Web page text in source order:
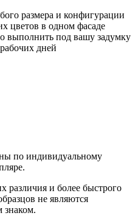
размера и конфигурации
цветов в одном фасаде
выполнить под вашу задумку
дней
по индивидуальному
различия и более быстрого
не являются
знаком.